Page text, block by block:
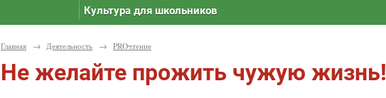
Культура для школьников
Главная → Деятельность → PROчтение
Не желайте прожить чужую жизнь!